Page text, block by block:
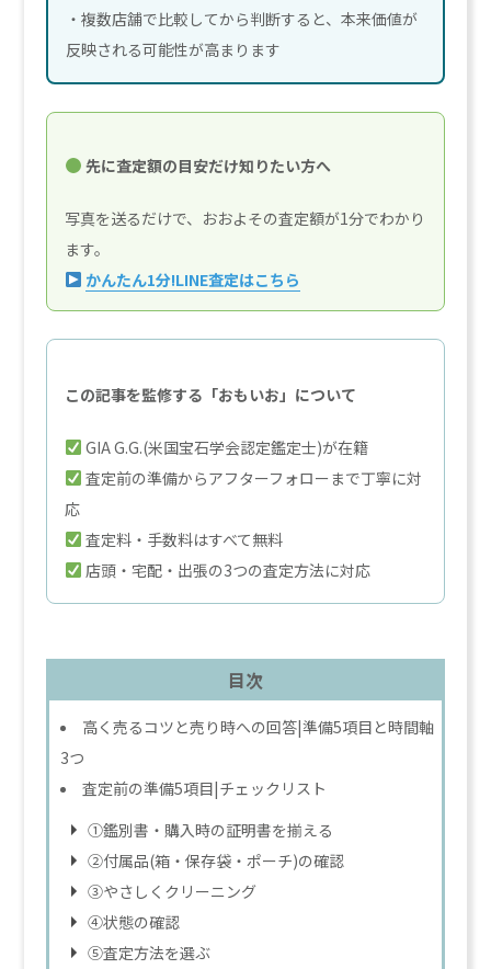
・複数店舗で比較してから判断すると、本来価値が
反映される可能性が高まります
先に査定額の目安だけ知りたい方へ
写真を送るだけで、おおよその査定額が1分でわかり
ます。
かんたん1分!LINE査定はこちら
この記事を監修する「おもいお」について
GIA G.G.(米国宝石学会認定鑑定士)が在籍
査定前の準備からアフターフォローまで丁寧に対
応
査定料・手数料はすべて無料
店頭・宅配・出張の3つの査定方法に対応
目次
高く売るコツと売り時への回答|準備5項目と時間軸
3つ
査定前の準備5項目|チェックリスト
①鑑別書・購入時の証明書を揃える
②付属品(箱・保存袋・ポーチ)の確認
③やさしくクリーニング
④状態の確認
⑤査定方法を選ぶ